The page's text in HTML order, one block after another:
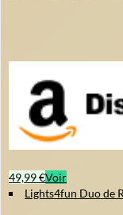
49,99 €Voir
Lights4fun Duo de